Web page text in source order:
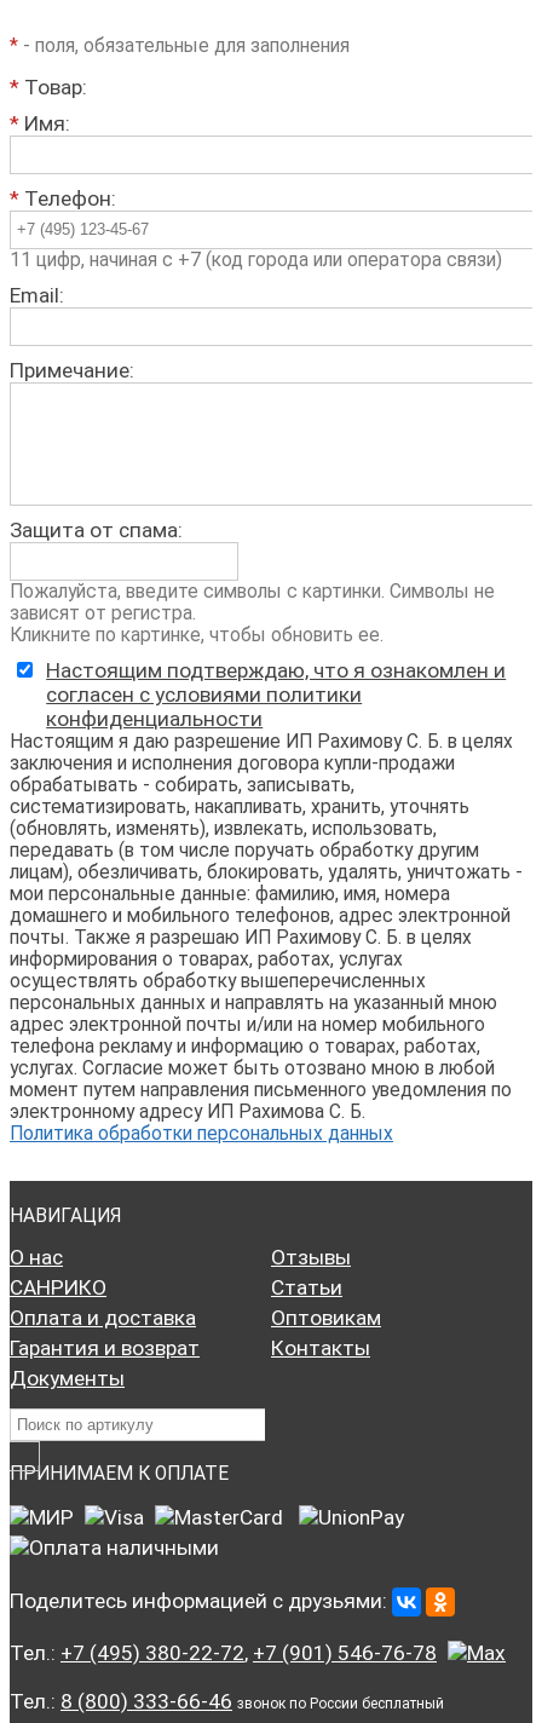
* - поля, обязательные для заполнения
* Товар:
* Имя:
* Телефон:
11 цифр, начиная с +7 (код города или оператора связи)
Email:
Примечание:
Защита от спама:
Пожалуйста, введите символы с картинки. Символы не
зависят от регистра.
Кликните по картинке, чтобы обновить ее.
Настоящим подтверждаю, что я ознакомлен и
согласен с условиями политики
конфиденциальности
Настоящим я даю разрешение ИП Рахимову С. Б. в целях
заключения и исполнения договора купли-продажи
обрабатывать - собирать, записывать,
систематизировать, накапливать, хранить, уточнять
(обновлять, изменять), извлекать, использовать,
передавать (в том числе поручать обработку другим
лицам), обезличивать, блокировать, удалять, уничтожать -
мои персональные данные: фамилию, имя, номера
домашнего и мобильного телефонов, адрес электронной
почты. Также я разрешаю ИП Рахимову С. Б. в целях
информирования о товарах, работах, услугах
осуществлять обработку вышеперечисленных
персональных данных и направлять на указанный мною
адрес электронной почты и/или на номер мобильного
телефона рекламу и информацию о товарах, работах,
услугах. Согласие может быть отозвано мною в любой
момент путем направления письменного уведомления по
электронному адресу ИП Рахимова С. Б.
Политика обработки персональных данных
НАВИГАЦИЯ
О нас
САНРИКО
Оплата и доставка
Гарантия и возврат
Документы
Отзывы
Статьи
Оптовикам
Контакты
ПРИНИМАЕМ К ОПЛАТЕ
Поделитесь информацией с друзьями:
Тел.: +7 (495) 380-22-72, +7 (901) 546-76-78
Тел.: 8 (800) 333-66-46 звонок по России бесплатный